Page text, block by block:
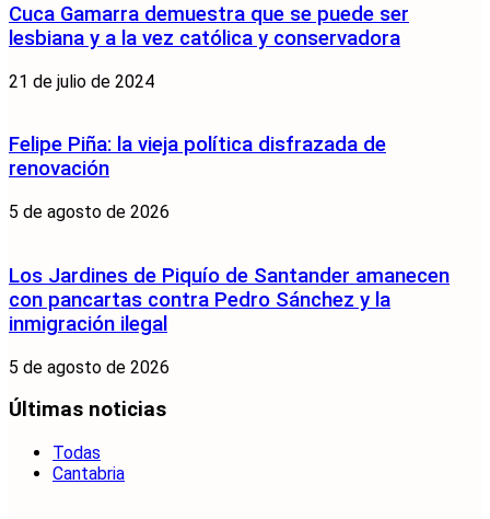
Cuca Gamarra demuestra que se puede ser
lesbiana y a la vez católica y conservadora
21 de julio de 2024
Felipe Piña: la vieja política disfrazada de
renovación
5 de agosto de 2026
Los Jardines de Piquío de Santander amanecen
con pancartas contra Pedro Sánchez y la
inmigración ilegal
5 de agosto de 2026
Últimas noticias
Todas
Cantabria